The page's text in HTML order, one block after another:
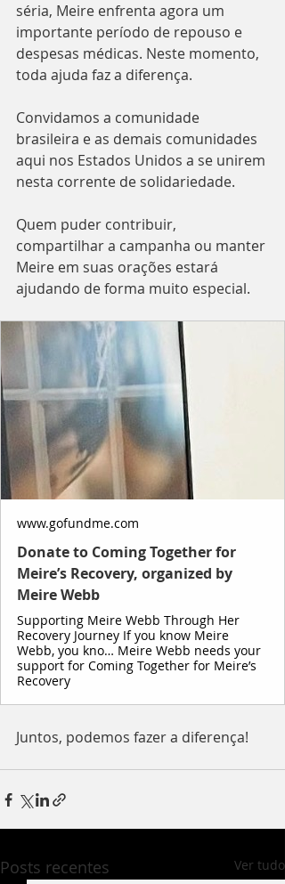
séria, Meire enfrenta agora um
importante período de repouso e
despesas médicas. Neste momento,
toda ajuda faz a diferença.
Convidamos a comunidade
brasileira e as demais comunidades
aqui nos Estados Unidos a se unirem
nesta corrente de solidariedade.
Quem puder contribuir,
compartilhar a campanha ou manter
Meire em suas orações estará
ajudando de forma muito especial.
www.gofundme.com
Donate to Coming Together for
Meire’s Recovery, organized by
Meire Webb
Supporting Meire Webb Through Her
Recovery Journey If you know Meire
Webb, you kno… Meire Webb needs your
support for Coming Together for Meire’s
Recovery
Juntos, podemos fazer a diferença!
Posts recentes Ver tudo